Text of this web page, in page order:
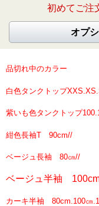
初めてご注
オプ
品切れ中のカラー
白色タンクトップ
紫いも色タンクトップ
紺色長袖T 90cm//
ベージュ長袖 80㎝//
ベージュ半袖
カーキ半袖 80cm.100㎝